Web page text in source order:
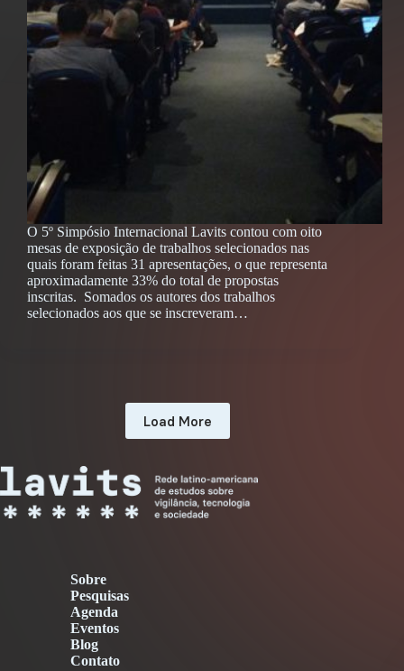
O 5º Simpósio Internacional Lavits contou com oito
mesas de exposição de trabalhos selecionados nas
quais foram feitas 31 apresentações, o que representa
aproximadamente 33% do total de propostas
inscritas. Somados os autores dos trabalhos
selecionados aos que se inscreveram…
Load More
Sobre
Pesquisas
Agenda
Eventos
Blog
Contato